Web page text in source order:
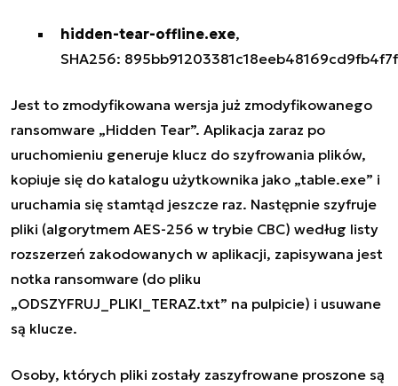
hidden-tear-offline.exe,
SHA256:
Jest to zmodyfikowana wersja już zmodyfikowanego
ransomware „Hidden Tear”. Aplikacja zaraz po
uruchomieniu generuje klucz do szyfrowania plików,
kopiuje się do katalogu użytkownika jako „table.exe” i
uruchamia się stamtąd jeszcze raz. Następnie szyfruje
pliki (algorytmem AES-256 w trybie CBC) według listy
rozszerzeń zakodowanych w aplikacji, zapisywana jest
notka ransomware (do pliku
„ODSZYFRUJ_PLIKI_TERAZ.txt” na pulpicie) i usuwane
są klucze.
Osoby, których pliki zostały zaszyfrowane proszone są